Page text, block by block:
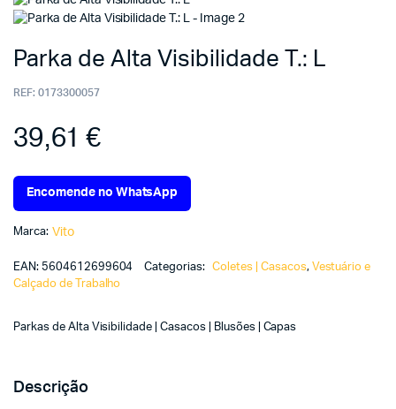
Parka de Alta Visibilidade T.: L
REF: 0173300057
39,61 €
Encomende no WhatsApp
Marca: Vito
EAN: 5604612699604 Categorias: Coletes | Casacos, Vestuário e
Calçado de Trabalho
Parkas de Alta Visibilidade | Casacos | Blusões | Capas
Descrição